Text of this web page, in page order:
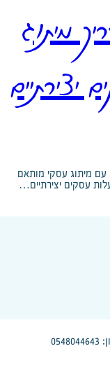
מיתוג
יצירתיים
עם מיתוג עסקי מותאם
עסקים יצירתיים…